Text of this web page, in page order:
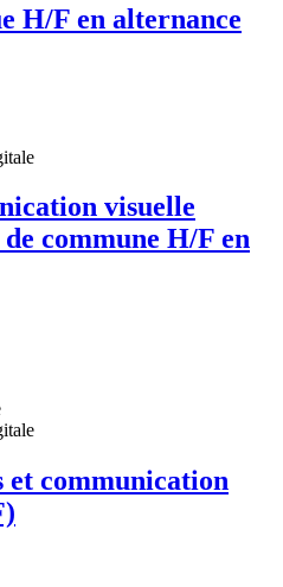
H/F en alternance
visuelle
commune H/F en
et communication